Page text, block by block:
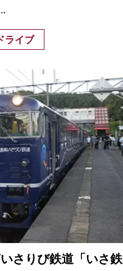
ライブ
さりび鉄道「いさ鉄